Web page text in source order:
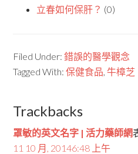
立春如何保肝？ (0)
Filed Under:錯誤的醫學觀念
Tagged With:保健食品,牛樟芝
Trackbacks
罩敏的英文名字 | 活力藥師網
11 10 月, 20146:48 上午